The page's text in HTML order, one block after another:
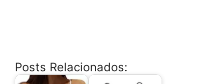
Posts Relacionados: